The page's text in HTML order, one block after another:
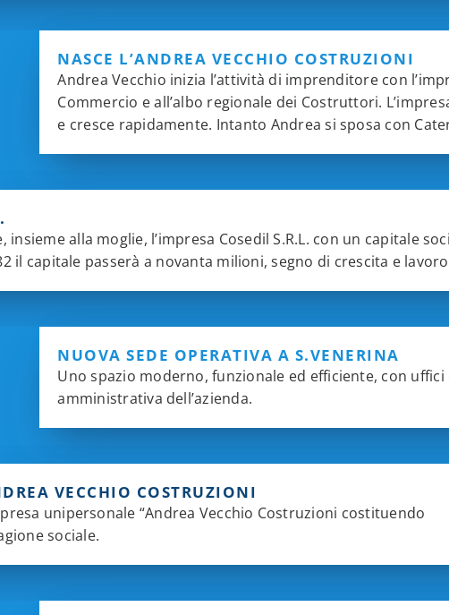
NASCE L’ANDREA VECCHIO COSTRUZIONI
Andrea Vecchio inizia l’attività di imprenditore con
Commercio e all’albo regionale dei Costruttori.
e cresce rapidamente. Intanto Andrea si sposa con
alla moglie, l’impresa Cosedil S.R.L. con un capitale
il capitale passerà a novanta milioni, segno di crescita e
NUOVA SEDE OPERATIVA A S.VENERINA
Uno spazio moderno, funzionale ed efficiente, con uffici
amministrativa dell’azienda.
VECCHIO COSTRUZIONI
unipersonale “Andrea Vecchio Costruzioni costituendo
sociale.